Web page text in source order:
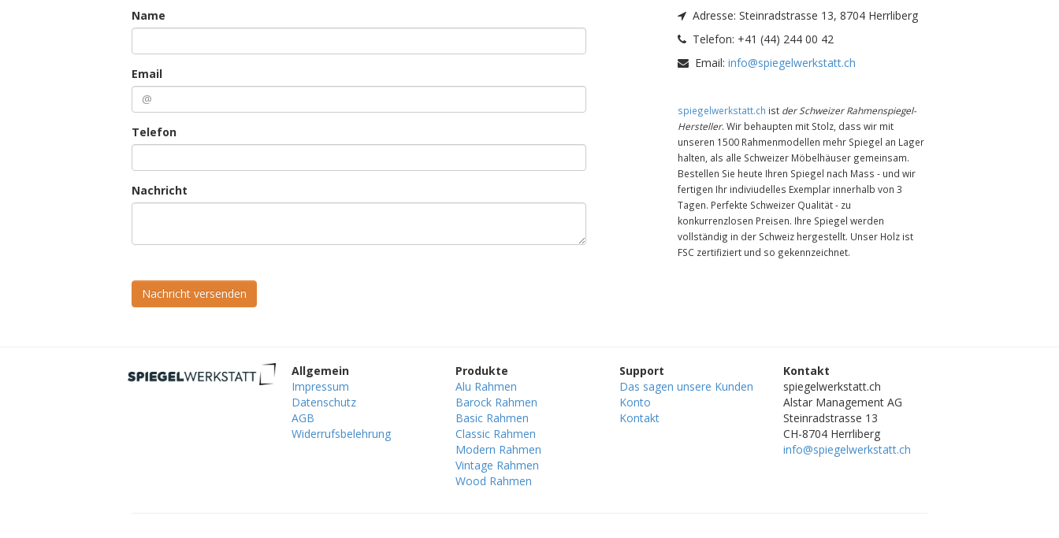
Name
Email
Telefon
Nachricht
Nachricht versenden
Adresse: Steinradstrasse 13, 8704 Herrliberg
Telefon: +41 (44) 244 00 42
Email: info@spiegelwerkstatt.ch
spiegelwerkstatt.ch ist der Schweizer Rahmenspiegel-
Hersteller. Wir behaupten mit Stolz, dass wir mit
unseren 1500 Rahmenmodellen mehr Spiegel an Lager
halten, als alle Schweizer Möbelhäuser gemeinsam.
Bestellen Sie heute Ihren Spiegel nach Mass - und wir
fertigen Ihr indiviudelles Exemplar innerhalb von 3
Tagen. Perfekte Schweizer Qualität - zu
konkurrenzlosen Preisen. Ihre Spiegel werden
vollständig in der Schweiz hergestellt. Unser Holz ist
FSC zertifiziert und so gekennzeichnet.
Allgemein
Impressum
Datenschutz
AGB
Widerrufsbelehrung
Produkte
Alu Rahmen
Barock Rahmen
Basic Rahmen
Classic Rahmen
Modern Rahmen
Vintage Rahmen
Wood Rahmen
Support
Das sagen unsere Kunden
Konto
Kontakt
Kontakt
spiegelwerkstatt.ch
Alstar Management AG
Steinradstrasse 13
CH-8704 Herrliberg
info@spiegelwerkstatt.ch